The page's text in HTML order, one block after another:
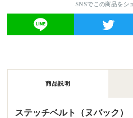
SNSでこの商品をシ
商品説明
ステッチベルト（ヌバック